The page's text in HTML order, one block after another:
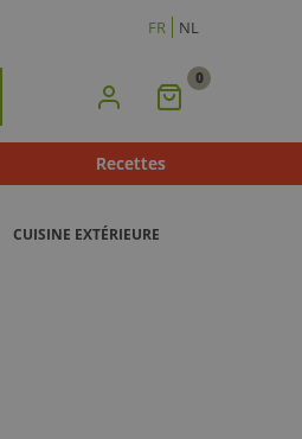
FR NL
Mon
0
Recettes
CUISINE EXTÉRIEURE